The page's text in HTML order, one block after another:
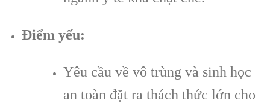
Điểm yếu:
Yêu cầu về vô trùng và sinh học
an toàn đặt ra thách thức lớn cho